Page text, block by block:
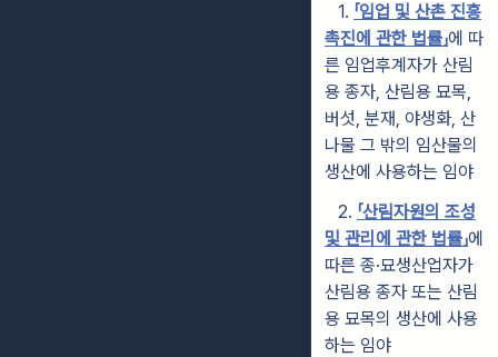
1. 「임업 및 산촌 진흥
촉진에 관한 법률」에 따
른 임업후계자가 산림
용 종자, 산림용 묘목,
버섯, 분재, 야생화, 산
나물 그 밖의 임산물의
생산에 사용하는 임야
2. 「산림자원의 조성
및 관리에 관한 법률」에
따른 종·묘생산업자가
산림용 종자 또는 산림
용 묘목의 생산에 사용
하는 임야